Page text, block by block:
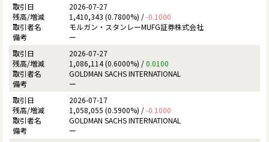
2026-07-27
1,410,343 (0.7800%) /-0.1000
モルガン・スタンレーMUFG証券株式会社
ー
2026-07-27
1,086,114 (0.6000%) /0.0100
GOLDMAN SACHS INTERNATIONAL
ー
2026-07-17
1,058,055 (0.5900%) /-0.1000
GOLDMAN SACHS INTERNATIONAL
ー